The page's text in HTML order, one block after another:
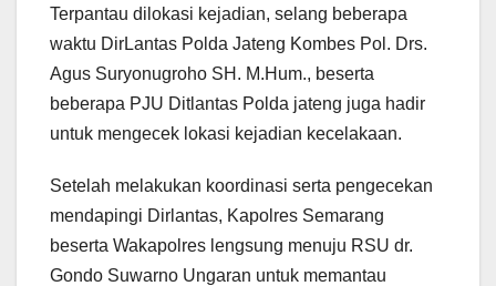
Terpantau dilokasi kejadian, selang beberapa
waktu DirLantas Polda Jateng Kombes Pol. Drs.
Agus Suryonugroho SH. M.Hum., beserta
beberapa PJU Ditlantas Polda jateng juga hadir
untuk mengecek lokasi kejadian kecelakaan.
Setelah melakukan koordinasi serta pengecekan
mendapingi Dirlantas, Kapolres Semarang
beserta Wakapolres lengsung menuju RSU dr.
Gondo Suwarno Ungaran untuk memantau